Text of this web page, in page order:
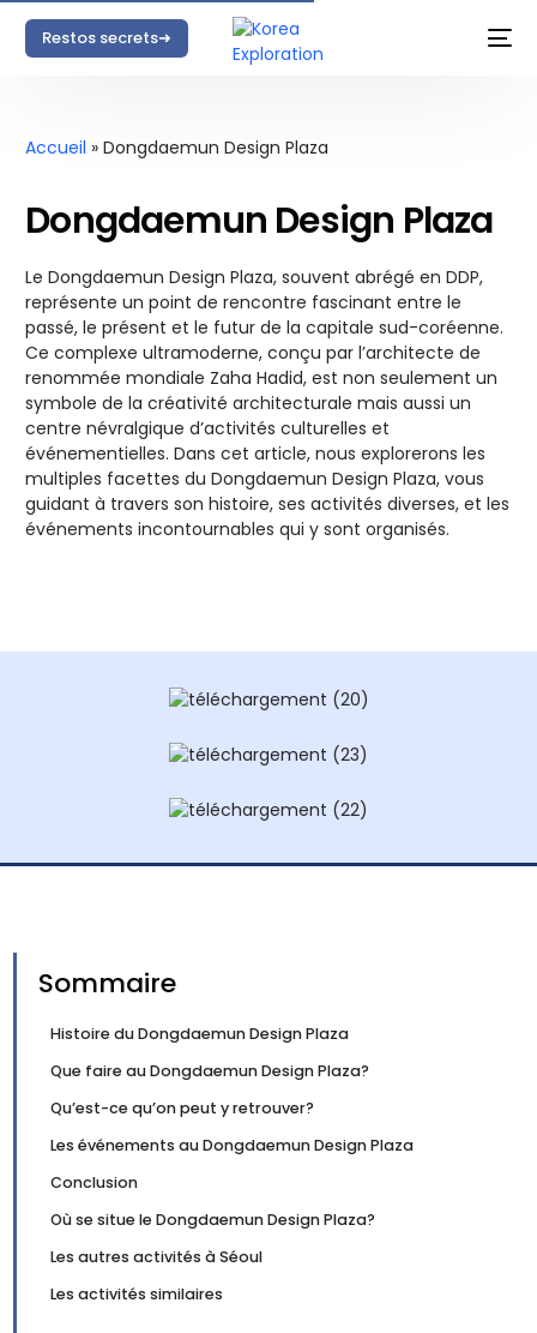
Restos secrets➜
Accueil »Dongdaemun Design Plaza
Dongdaemun Design Plaza
Le Dongdaemun Design Plaza, souvent abrégé en DDP,
représente un point de rencontre fascinant entre le
passé, le présent et le futur de la capitale sud-coréenne.
Ce complexe ultramoderne, conçu par l’architecte de
renommée mondiale Zaha Hadid, est non seulement un
symbole de la créativité architecturale mais aussi un
centre névralgique d’activités culturelles et
événementielles. Dans cet article, nous explorerons les
multiples facettes du Dongdaemun Design Plaza, vous
guidant à travers son histoire, ses activités diverses, et les
événements incontournables qui y sont organisés.
Sommaire
Histoire du Dongdaemun Design Plaza
Que faire au Dongdaemun Design Plaza?
Qu’est-ce qu’on peut y retrouver?
Les événements au Dongdaemun Design Plaza
Conclusion
Où se situe le Dongdaemun Design Plaza?
Les autres activités à Séoul
Les activités similaires